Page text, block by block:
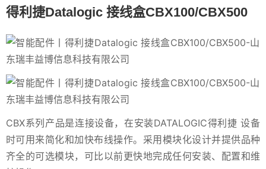
得利捷Datalogic 接线盒CBX100/CBX500
CBX系列产品是连接设备，在安装DATALOGIC得利捷 设备
时可用来简化和加快布线操作。采用模块化设计并提供品种
齐全的可选模块，可比以前更快地完成任何安装、配置和维